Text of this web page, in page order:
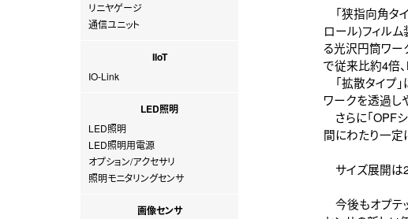
リニヤゲージ
通信ユニット
IIoT
IO-Link
LED照明
LED照明
LED照明用電源
オプション/アクセサリ
照明モニタリングセンサ
画像センサ
「狭指向角タ
ロール)フィル
る光沢円筒ワー
で従来比約4倍
「拡散タイプ
ワークを透過し
さらに「OPF
間にわたり一定
サイズ展開は
今後もオプテ